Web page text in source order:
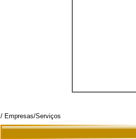
/ Empresas/Serviços